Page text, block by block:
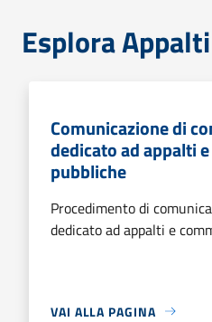
Esplora
Comunicazione di
dedicato ad appalti
pubbliche
Procedimento di
dedicato ad appalti e
VAI ALLA PAGINA